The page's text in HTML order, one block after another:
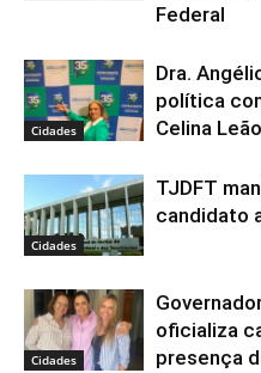
Federal
Cidades
Dra.
política
Celina Leão
Cidades
TJDFT
candidato
Cidades
oficializa
presença